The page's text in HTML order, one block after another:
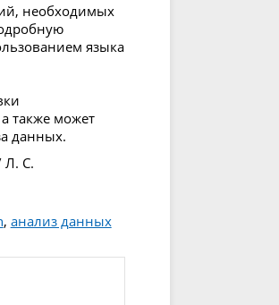
необходимых
языка
также может
данных.
Л. С.
, анализ данных